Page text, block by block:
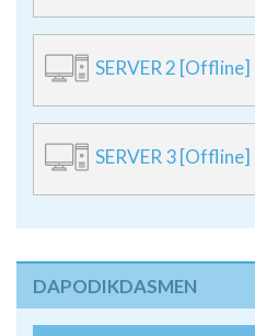
SERVER 2 [Offline]
SERVER 3 [Offline]
DAPODIKDASMEN